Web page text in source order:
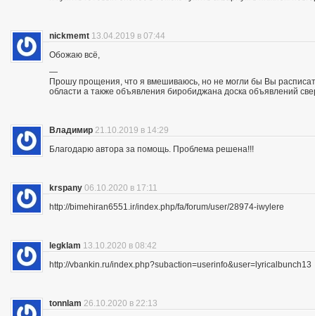
nickmemt 13.04.2019 в 07:44
Обожаю всё,
—
Прошу прощения, что я вмешиваюсь, но не могли бы Вы
области а также объявления биробиджана доска объявлений
Владимир 21.10.2019 в 14:29
Благодарю автора за помощь. Проблема решена!!!
krspany 06.10.2020 в 17:11
http://bimehiran6551.ir/index.php/fa/forum/user/28974-iwylere
legklam 13.10.2020 в 08:42
http://vbankin.ru/index.php?subaction=userinfo&user=lyricalbunch13
tonnlam 26.10.2020 в 22:13